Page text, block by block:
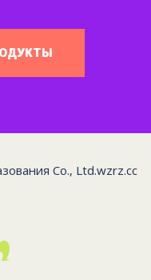
Co., Ltd.wzrz.cc